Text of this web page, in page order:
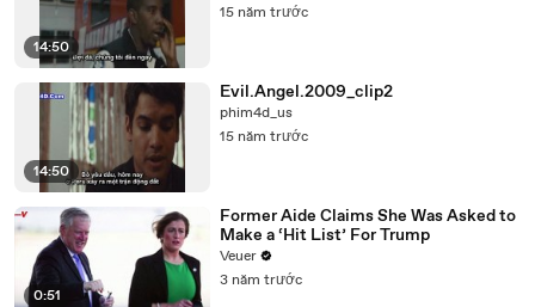
14:50
15 năm trước
14:50
Evil.Angel.2009_clip2
phim4d_us
15 năm trước
0:51
Former Aide Claims She Was Asked to
Make a ‘Hit List’ For Trump
Veuer
3 năm trước